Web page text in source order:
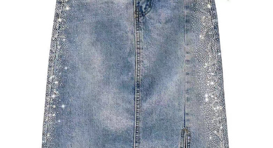
※ 交易是否成功請以「AFTEE先享後付 」之結帳頁面顯示為準，若有關於
是否繳費成功／繳費後需取消欲退款等相關疑問，請聯繫「AFTEE先享後付
客戶支援中心」https://netprotections.freshdesk.com/support/home
【注意事項】
１．透過由恩沛科技股份有限公司提供之「AFTEE先享後付」服務完成之交
易，需依本服務之必要範圍內提供個人資料，並將交易相關給付款項請求債
權轉讓予恩沛科技股份有限公司。
２．關於個人資料處理事宜，請瀏覽以下網址：
https://aftee.tw/terms/#terms3
３．未成年的使用者請事先徵得法定代理人或監護人之同意方可使用
「AFTEE先享後付」，若未經同意申辦者引起之損失，本公司不負相關責
付款後7-11取貨
每筆NT$79，滿NT$1,000(含以上)免運費
每筆NT$90，滿NT$1,000(含以上)免運費
每筆NT$100，滿NT$1,500(含以上)免運費